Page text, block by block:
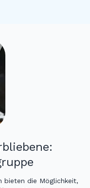
bieten die Möglichkeit,